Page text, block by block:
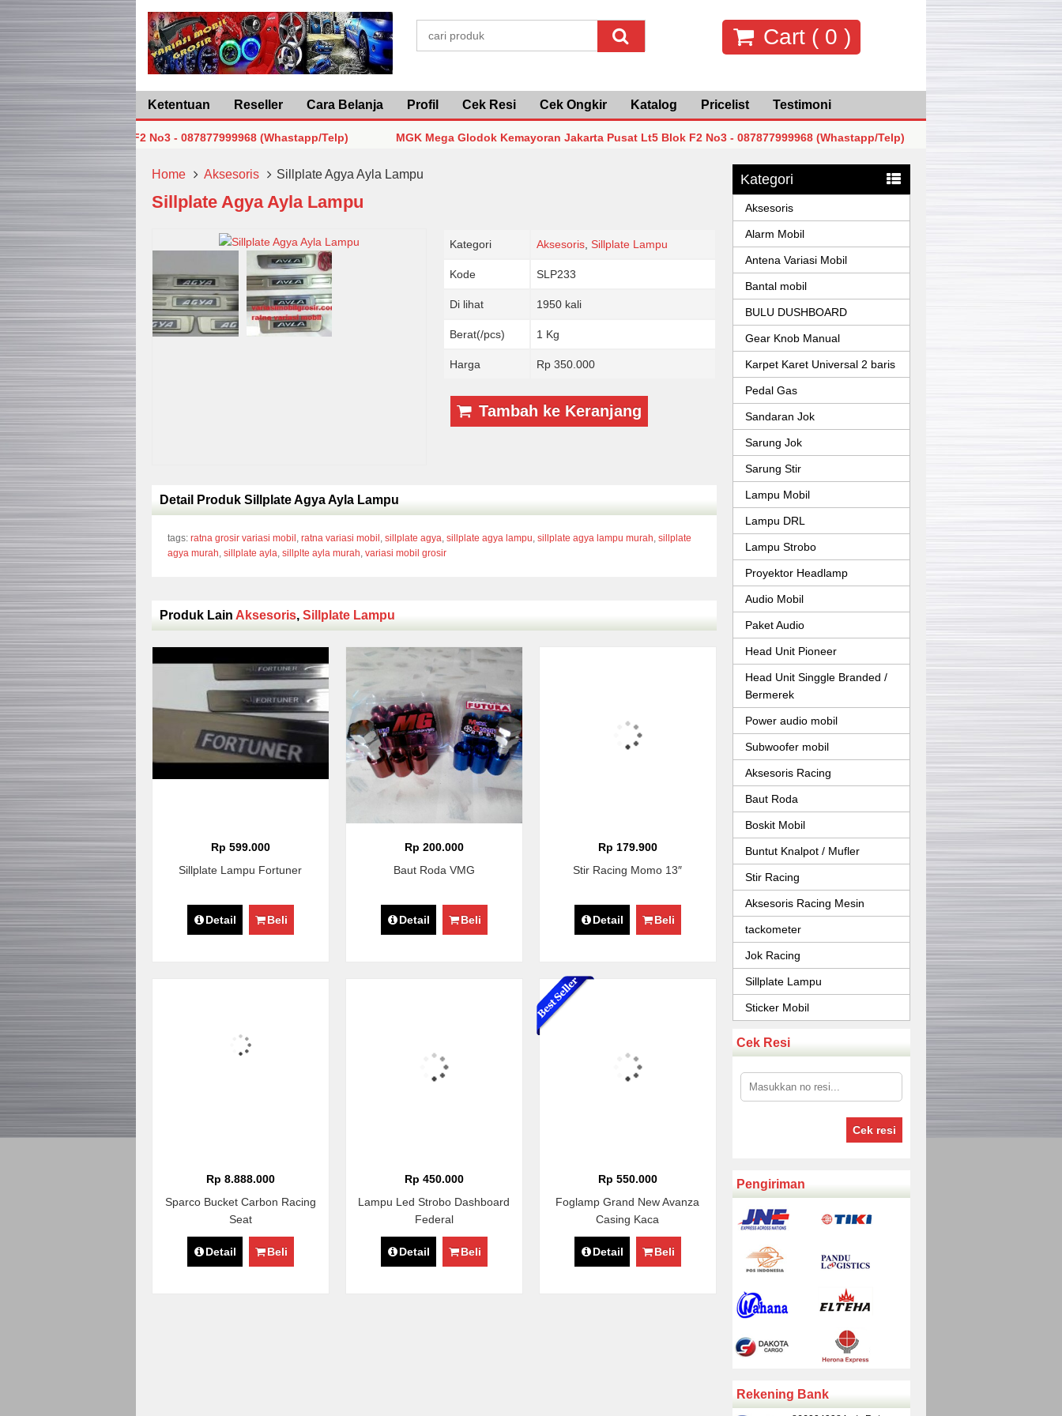
Cart ( 0 )
Ketentuan Reseller Cara Belanja Profil Cek Resi Cek Ongkir Katalog Pricelist Testimoni
Pusat Lt5 Blok F2 No3 - 087877999968 (Whastapp/Telp) MGK Mega Glodok Kemayoran Jakarta Pusat Lt5 Blok F2 No3 - 087877999968 (Whastapp/Telp)
Pusat Lt5 Blok F2 No3 - 087877999968 (Whastapp/Telp) MGK Mega Glodok Kemayoran Jakarta Pusat Lt5 Blok F2 No3 - 087877999968 (Whastapp/Telp)
Pusat Lt5 Blok F2 No3 - 087877999968 (Whastapp/Telp) MGK Mega Glodok Kemayoran Jakarta Pusat Lt5 Blok F2 No3 - 087877999968 (Whastapp/Telp)
Home Aksesoris Sillplate Agya Ayla Lampu
Sillplate Agya Ayla Lampu
Kategori Aksesoris, Sillplate Lampu
Kode SLP233
Di lihat 1950 kali
Berat(/pcs) 1 Kg
Harga Rp 350.000
Tambah ke Keranjang
Detail Produk Sillplate Agya Ayla Lampu
tags: ratna grosir variasi mobil, ratna variasi mobil, sillplate agya, sillplate agya lampu, sillplate agya lampu murah, sillplate
agya murah, sillplate ayla, sillplte ayla murah, variasi mobil grosir
Produk Lain Aksesoris, Sillplate Lampu
Rp 599.000
Sillplate Lampu Fortuner
Detail Beli
Rp 200.000
Baut Roda VMG
Detail Beli
Rp 179.900
Stir Racing Momo 13″
Detail Beli
Rp 8.888.000
Sparco Bucket Carbon Racing
Seat
Detail Beli
Rp 450.000
Lampu Led Strobo Dashboard
Federal
Detail Beli
Rp 550.000
Foglamp Grand New Avanza
Casing Kaca
Detail Beli
Kategori
Aksesoris
Alarm Mobil
Antena Variasi Mobil
Bantal mobil
BULU DUSHBOARD
Gear Knob Manual
Karpet Karet Universal 2 baris
Pedal Gas
Sandaran Jok
Sarung Jok
Sarung Stir
Lampu Mobil
Lampu DRL
Lampu Strobo
Proyektor Headlamp
Audio Mobil
Paket Audio
Head Unit Pioneer
Head Unit Singgle Branded /
Bermerek
Power audio mobil
Subwoofer mobil
Aksesoris Racing
Baut Roda
Boskit Mobil
Buntut Knalpot / Mufler
Stir Racing
Aksesoris Racing Mesin
tackometer
Jok Racing
Sillplate Lampu
Sticker Mobil
Cek Resi
Cek resi
Pengiriman
Rekening Bank